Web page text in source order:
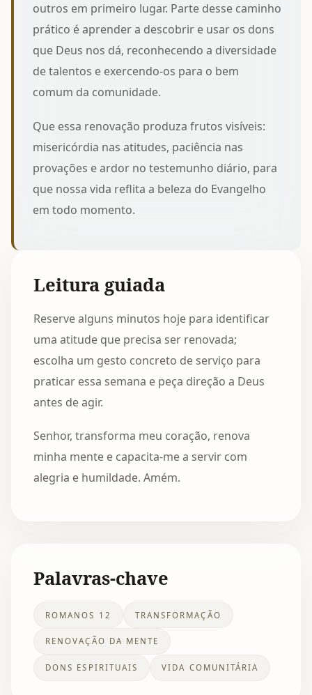
outros em primeiro lugar. Parte desse caminho
prático é aprender a descobrir e usar os dons
que Deus nos dá, reconhecendo a diversidade
de talentos e exercendo-os para o bem
comum da comunidade.
Que essa renovação produza frutos visíveis:
misericórdia nas atitudes, paciência nas
provações e ardor no testemunho diário, para
que nossa vida reflita a beleza do Evangelho
em todo momento.
Leitura guiada
Reserve alguns minutos hoje para identificar
uma atitude que precisa ser renovada;
escolha um gesto concreto de serviço para
praticar essa semana e peça direção a Deus
antes de agir.
Senhor, transforma meu coração, renova
minha mente e capacita-me a servir com
alegria e humildade. Amém.
Palavras-chave
ROMANOS 12 TRANSFORMAÇÃO
RENOVAÇÃO DA MENTE
DONS ESPIRITUAIS VIDA COMUNITÁRIA